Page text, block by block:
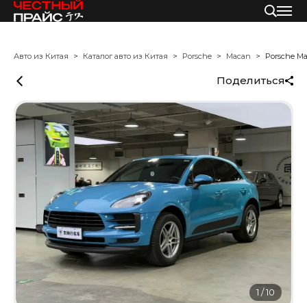
Авто из Китая Каталог авто из Китая Porsche Macan Porsche
Поделиться
1 /10